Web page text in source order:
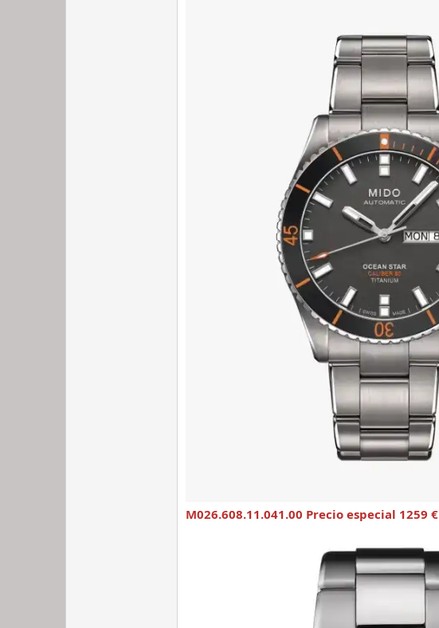
M026.608.11.041.00 Precio especial 1259 €